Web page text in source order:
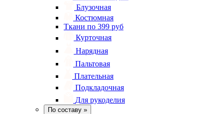
Блузочная
Костюмная
Ткани по 399 руб
Курточная
Нарядная
Пальтовая
Плательная
Подкладочная
Для рукоделия
По составу »